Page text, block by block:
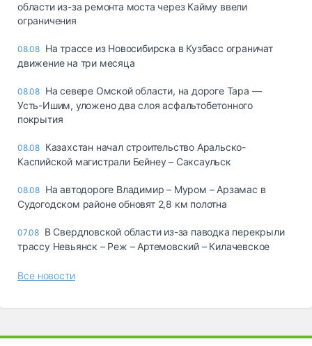
области из-за ремонта моста через Кайму ввели
ограничения
08.08 На трассе из Новосибирска в Кузбасс ограничат
движение на три месяца
08.08 На севере Омской области, на дороге Тара —
Усть-Ишим, уложено два слоя асфальтобетонного
покрытия
08.08 Казахстан начал строительство Аральско-
Каспийской магистрали Бейнеу – Саксаульск
08.08 На автодороге Владимир – Муром – Арзамас в
Судогодском районе обновят 2,8 км полотна
07.08 В Свердловской области из-за паводка перекрыли
трассу Невьянск – Реж – Артемовский – Килачевское
Все новости